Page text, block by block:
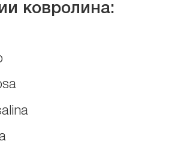
ковролина: